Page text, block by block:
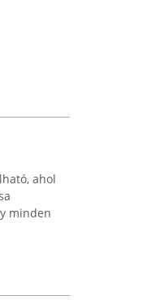
ahol
minden